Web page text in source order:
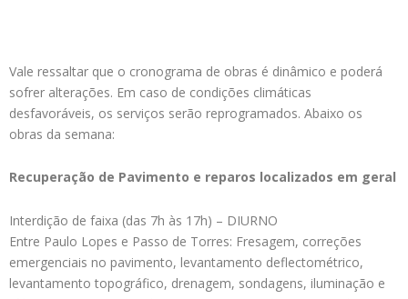
Vale ressaltar que o cronograma de obras é dinâmico e poderá
sofrer alterações. Em caso de condições climáticas
desfavoráveis, os serviços serão reprogramados. Abaixo os
obras da semana:
Recuperação de Pavimento e reparos localizados em geral
Interdição de faixa (das 7h às 17h) – DIURNO
Entre Paulo Lopes e Passo de Torres: Fresagem, correções
emergenciais no pavimento, levantamento deflectométrico,
levantamento topográfico, drenagem, sondagens, iluminação e